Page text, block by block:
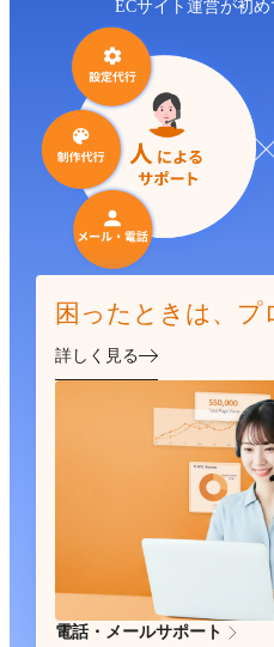
ECサイト運営が初め
困ったときは、プ
詳しく見る
電話・メールサポート